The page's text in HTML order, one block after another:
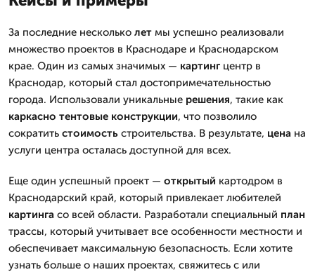
За последние несколько лет мы успешно реализовали
множество проектов в Краснодаре и Краснодарском
крае. Один из самых значимых — картинг центр в
Краснодар, который стал достопримечательностью
города. Использовали уникальные решения, такие как
каркасно тентовые конструкции, что позволило
сократить стоимость строительства. В результате, цена на
услуги центра осталась доступной для всех.
Еще один успешный проект — открытый картодром в
Краснодарский край, который привлекает любителей
картинга со всей области. Разработали специальный план
трассы, который учитывает все особенности местности и
обеспечивает максимальную безопасность. Если хотите
узнать больше о наших проектах, свяжитесь с или